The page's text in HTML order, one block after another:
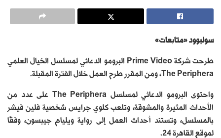
سوليوود «متابعات»
طرحت شركة Prime Video البرومو الدعائي لمسلسل الخيال العلمي
The Periphera، ومن المقرر طرح العمل خلال الفترة المقبلة.
واحتوى البرومو الدعائي لمسلسل The Periphera على عدد من
الأحداث المثيرة والمشوقة، وتلعب كلوي جرايس شخصية فلين فيشر
بالمسلسل، وتستند أحداث العمل إلى رواية ويليام جيبسون، وفقًا
لموقع القاهرة 24.